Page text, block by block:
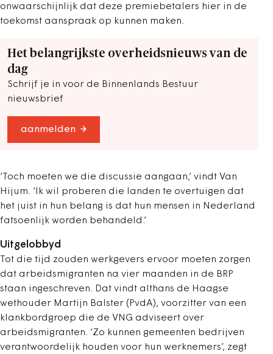
onwaarschijnlijk dat deze premiebetalers hier in de
toekomst aanspraak op kunnen maken.
Het belangrijkste overheidsnieuws van de
dag
Schrijf je in voor de Binnenlands Bestuur
nieuwsbrief
aanmelden
‘Toch moeten we die discussie aangaan,’ vindt Van
Hijum. ‘Ik wil proberen die landen te overtuigen dat
het juist in hun belang is dat hun mensen in Nederland
fatsoenlijk worden behandeld.’
Uitgelobbyd
Tot die tijd zouden werkgevers ervoor moeten zorgen
dat arbeidsmigranten na vier maanden in de BRP
staan ingeschreven. Dat vindt althans de Haagse
wethouder Martijn Balster (PvdA), voorzitter van een
klankbordgroep die de VNG adviseert over
arbeidsmigranten. ‘Zo kunnen gemeenten bedrijven
verantwoordelijk houden voor hun werknemers’, zegt